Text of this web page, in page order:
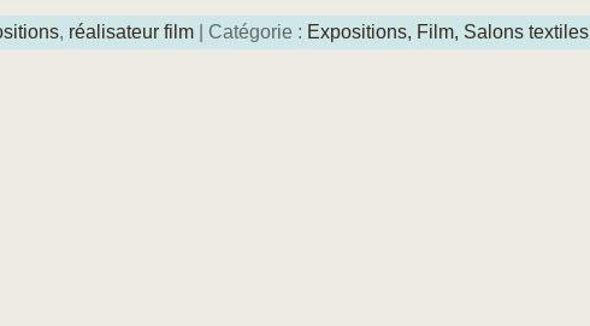
, réalisateur film | Catégorie : Expositions, Film, Salons textiles